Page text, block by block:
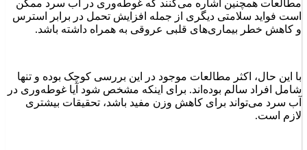
مطالعات همچنین اشاره می‌کنند که غوطه‌وری در آب سرد ممکن
است فواید سلامتی دیگری از جمله افزایش تحمل در برابر استرس
و کاهش خطر بیماری‌های قلبی عروقی به همراه داشته باشد.
با این حال، اکثر مطالعات موجود در این بررسی کوچک بوده و تنها
شامل افراد سالم بوده‌اند. برای اینکه مشخص شود آیا غوطه‌وری در
آب سرد می‌تواند برای کاهش وزن مفید باشد، تحقیقات بیشتری
لازم است.